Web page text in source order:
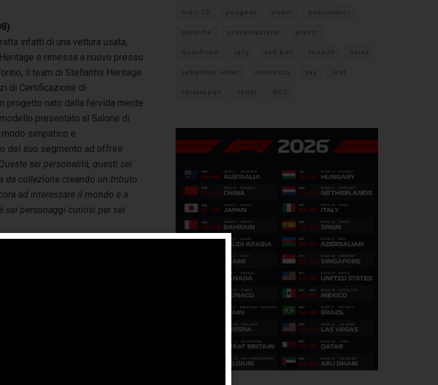
infatti di una vettura usata,
e rimessa a nuovo presso
il team di Stellantis Heritage
di Certificazione di
progetto nato dalla fervida mente
presentato al Salone di
simpatico e
del suo segmento ad offrire
sei personalità, questi sei
da collezione creando un tributo
ad interessare il mondo e a
sei personaggi curiosi per sei
orari TV peugeot pirelli pneumatici
porsche presentazione prezzi
qualifiche rally red bull renault sainz
sebastian vettel sicurezza sky test
verstappen vettel WEC